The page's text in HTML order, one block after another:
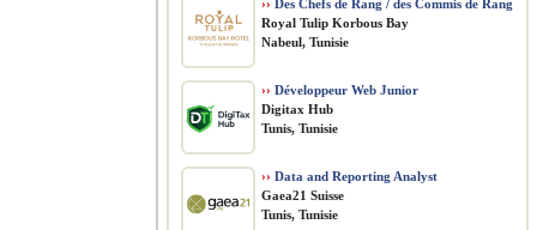
›› Des Chefs de Rang / des Commis de Rang
Royal Tulip Korbous Bay
Nabeul, Tunisie
›› Développeur Web Junior
Digitax Hub
Tunis, Tunisie
›› Data and Reporting Analyst
Gaea21 Suisse
Tunis, Tunisie